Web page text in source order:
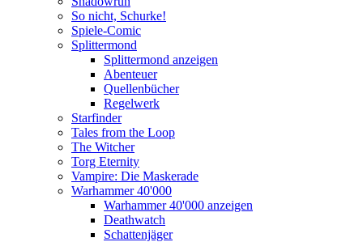
So nicht, Schurke!
Spiele-Comic
Splittermond
Splittermond anzeigen
Abenteuer
Quellenbücher
Regelwerk
Starfinder
Tales from the Loop
The Witcher
Torg Eternity
Vampire: Die Maskerade
Warhammer 40'000
Warhammer 40'000 anzeigen
Deathwatch
Schattenjäger